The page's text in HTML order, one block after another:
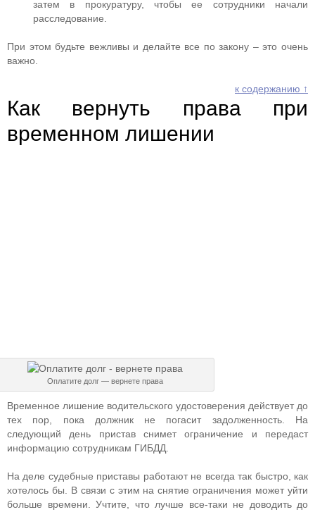
затем в прокуратуру, чтобы ее сотрудники начали
расследование.
При этом будьте вежливы и делайте все по закону – это очень
важно.
к содержанию ↑
Как вернуть права при
временном лишении
Оплатите долг — вернете права
Временное лишение водительского удостоверения действует до
тех пор, пока должник не погасит задолженность. На
следующий день пристав снимет ограничение и передаст
информацию сотрудникам ГИБДД.
На деле судебные приставы работают не всегда так быстро, как
хотелось бы. В связи с этим на снятие ограничения может уйти
больше времени. Учтите, что лучше все-таки не доводить до